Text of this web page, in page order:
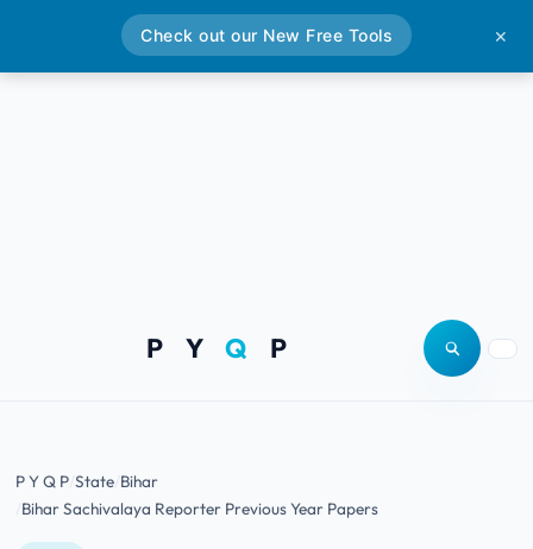
P YQ P Open site
P Y Q P State Bihar
Bihar Sachivalaya Reporter Previous Year Papers
Check out our New Free Tools ✕